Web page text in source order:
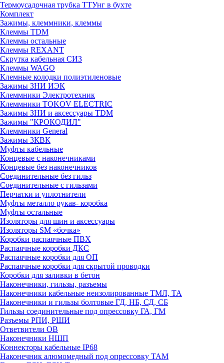
Термоусадочная трубка ТТУнг в бухте
Комплект
Зажимы, клеммники, клеммы
Клеммы TDM
Клеммы остальные
Клеммы REXANT
Скрутка кабельная СИЗ
Клеммы WAGO
Клемные колодки полиэтиленовые
Зажимы ЗНИ ИЭК
Клеммники Электротехник
Клеммники TOKOV ELECTRIC
Зажимы ЗНИ и аксессуары TDM
Зажимы "КРОКОДИЛ"
Клеммники General
Зажимы 3КВК
Муфты кабельные
Концевые с наконечниками
Концевые без наконечников
Соединительные без гильз
Соединительные с гильзами
Перчатки и уплотнители
Муфты металло рукав- коробка
Муфты остальные
Изоляторы для шин и аксессуары
Изоляторы SM «бочка»
Коробки распаячные ПВХ
Распаячные коробки ДКС
Распаячные коробки для ОП
Распаячные коробки для скрытой проводки
Коробки для заливки в бетон
Наконечники, гильзы, разъемы
Наконечники кабельные неизолированные ТМЛ, ТА
Наконечники и гильзы болтовые ГД, НБ, СД, СБ
Гильзы соединительные под опрессовку ГА, ГМ
Разъемы РПИ, РШИ
Ответвители ОВ
Наконечники НШП
Коннекторы кабельные IP68
Наконечник алюмомедный под опрессовку ТАМ